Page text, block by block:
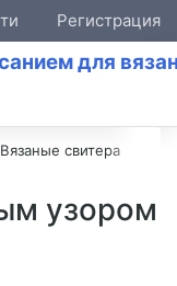
Регистрация
Вязаные свитера
узором